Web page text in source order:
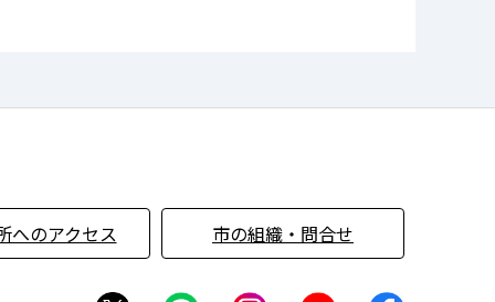
へのアクセス 市の組織・問合せ